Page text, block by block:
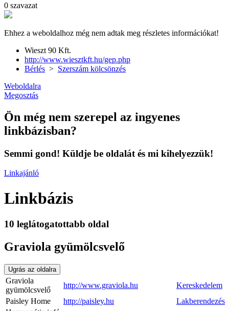
0 szavazat
Ehhez a weboldalhoz még nem adtak meg részletes információkat!
Wieszt 90 Kft.
http://www.wiesztkft.hu/gep.php
Bérlés > Szerszám kölcsönzés
Weboldalra
Megosztás
Ön még nem szerepel az ingyenes
linkbázisban?
Semmi gond! Küldje be oldalát és mi kihelyezzük!
Linkajánló
Linkbázis
10 leglátogatottabb oldal
Graviola gyümölcsvelő
Ugrás az oldalra
Graviola
gyümölcsvelő
http://www.graviola.hu
Kereskedelem
Paisley Home
http://paisley.hu
Lakberendezés